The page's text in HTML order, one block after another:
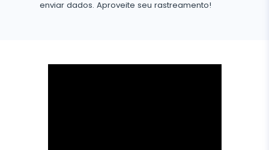
TikTokenviar dados. Aproveite seu rastreamento!